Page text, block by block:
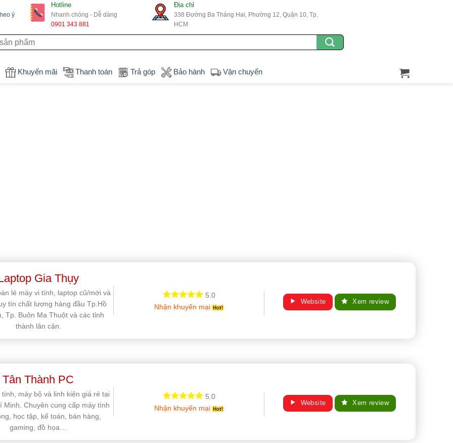
ý
Hotline
Nhanh chóng - Dễ dàng
0901 343 881
Địa chỉ
338 Đường Ba Tháng Hai, Phường 12, Quận 10, Tp.
HCM
Khuyến mãi Thanh toán Trả góp Bảo hành Vận chuyển
Gia Thụy
lẻ máy vi tính, laptop cũ/mới và
tín chất lượng hàng đầu Tp.Hồ
Tp. Buôn Ma Thuột và các tỉnh
thành lân cận.
5.0
Nhận khuyến mại
Website Xem review
Tân Thành PC
máy bộ và linh kiện giá rẻ tại
Minh. Chuyên cung cấp máy tính
học tập, kế toán, bán hàng,
gaming, đồ họa…
5.0
Nhận khuyến mại
Website Xem review